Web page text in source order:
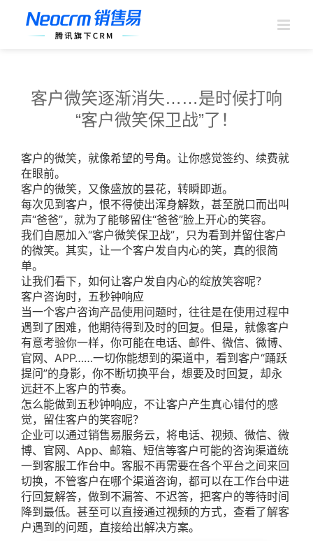
客户微笑逐渐消失……是时候打响
“客户微笑保卫战”了！
客户的微笑，就像希望的号角。让你感觉签约、续费就
在眼前。
客户的微笑，又像盛放的昙花，转瞬即逝。
每次见到客户，恨不得使出浑身解数，甚至脱口而出叫
声“爸爸”，就为了能够留住“爸爸”脸上开心的笑容。
我们自愿加入“客户微笑保卫战”，只为看到并留住客户
的微笑。其实，让一个客户发自内心的笑，真的很简
单。
让我们看下，如何让客户发自内心的绽放笑容呢？
客户咨询时，五秒钟响应
当一个客户咨询产品使用问题时，往往是在使用过程中
遇到了困难，他期待得到及时的回复。但是，就像客户
有意考验你一样，你可能在电话、邮件、微信、微博、
官网、APP……一切你能想到的渠道中，看到客户“踊跃
提问”的身影，你不断切换平台，想要及时回复，却永
远赶不上客户的节奏。
怎么能做到五秒钟响应，不让客户产生真心错付的感
觉，留住客户的笑容呢？
企业可以通过销售易服务云，将电话、视频、微信、微
博、官网、App、邮箱、短信等客户可能的咨询渠道统
一到客服工作台中。客服不再需要在各个平台之间来回
切换，不管客户在哪个渠道咨询，都可以在工作台中进
行回复解答，做到不漏答、不迟答，把客户的等待时间
降到最低。甚至可以直接通过视频的方式，查看了解客
户遇到的问题，直接给出解决方案。